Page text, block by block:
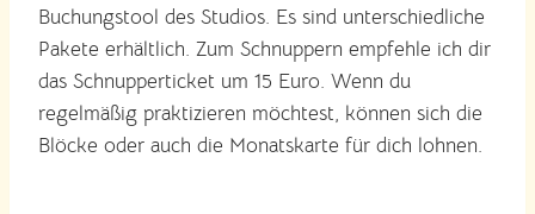
Buchungstool des Studios. Es sind unterschiedliche
Pakete erhältlich. Zum Schnuppern empfehle ich dir
das Schnupperticket um 15 Euro. Wenn du
regelmäßig praktizieren möchtest, können sich die
Blöcke oder auch die Monatskarte für dich lohnen.